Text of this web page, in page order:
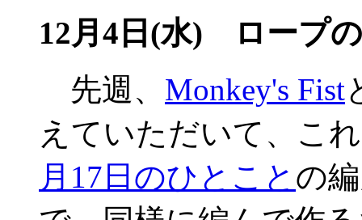
12月4日(水) ロープ
先週、 Monkey's Fist
えていただいて、こ
月17日のひとこと の